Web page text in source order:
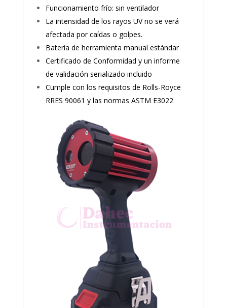
Funcionamiento frío: sin ventilador
La intensidad de los rayos UV no se verá
afectada por caídas o golpes.
Batería de herramienta manual estándar
Certificado de Conformidad y un informe
de validación serializado incluido
Cumple con los requisitos de Rolls-Royce
RRES 90061 y las normas ASTM E3022